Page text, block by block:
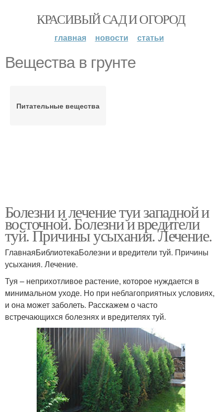
КРАСИВЫЙ САД И ОГОРОД
главная новости статьи
Вещества в грунте
Питательные вещества
Болезни и лечение туи западной и
восточной. Болезни и вредители
туй. Причины усыхания. Лечение.
ГлавнаяБиблиотекаБолезни и вредители туй. Причины
усыхания. Лечение.
Туя – неприхотливое растение, которое нуждается в
минимальном уходе. Но при неблагоприятных условиях,
и она может заболеть. Расскажем о часто
встречающихся болезнях и вредителях туй.